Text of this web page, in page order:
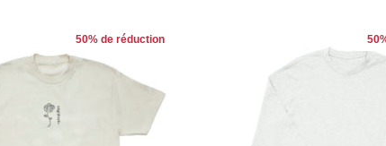
50% de réduction